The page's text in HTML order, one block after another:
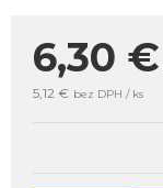
6,30 €
5,12 € bez DPH / ks